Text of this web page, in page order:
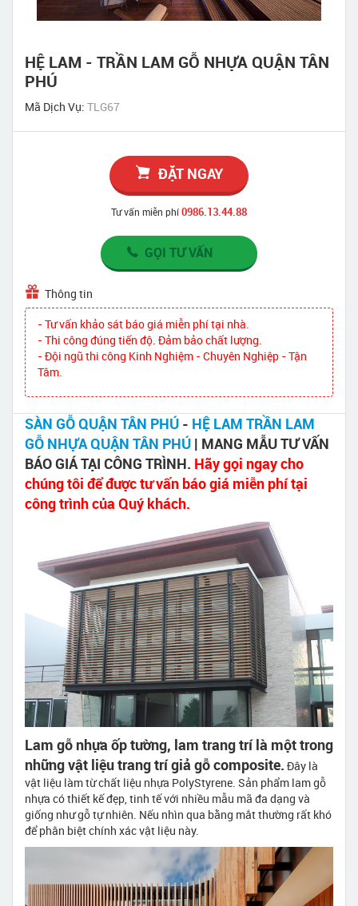
HỆ LAM - TRẦN LAM GỖ NHỰA QUẬN TÂN
PHÚ
Mã Dịch Vụ: TLG67
ĐẶT NGAY
Tư vấn miễn phí0986.13.44.88
GỌI TƯ VẤN
Thông tin
- Tư vấn khảo sát báo giá miễn phí tại nhà.
- Thi công đúng tiến độ. Đảm bảo chất lượng.
- Đội ngũ thi công Kinh Nghiệm - Chuyên Nghiệp - Tận
Tâm.
SÀN GỖ QUẬN TÂN PHÚ - HỆ LAM TRẦN LAM
GỖ NHỰA QUẬN TÂN PHÚ | MANG MẪU TƯ VẤN
BÁO GIÁ TẠI CÔNG TRÌNH. Hãy gọi ngay cho
chúng tôi để được tư vấn báo giá miễn phí tại
công trình của Quý khách.
Lam gỗ nhựa ốp tường, lam trang trí là một trong
những vật liệu trang trí giả gỗ composite. Đây là
vật liệu làm từ chất liệu nhựa PolyStyrene. Sản phẩm lam gỗ
nhựa có thiết kế đẹp, tinh tế với nhiều mẫu mã đa dạng và
giống như gỗ tự nhiên. Nếu nhìn qua bằng mắt thường rất khó
để phân biệt chính xác vật liệu này.